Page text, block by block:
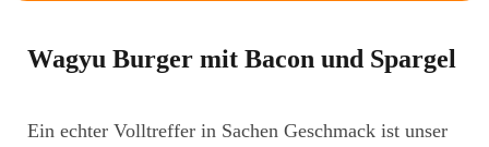
Wagyu Burger mit Bacon und Spargel
Ein echter Volltreffer in Sachen Geschmack ist unser